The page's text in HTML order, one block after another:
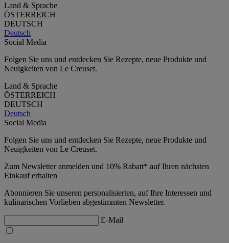
Land & Sprache
ÖSTERREICH
DEUTSCH
Deutsch
Social Media
Folgen Sie uns und entdecken Sie Rezepte, neue Produkte und
Neuigkeiten von Le Creuset.
Land & Sprache
ÖSTERREICH
DEUTSCH
Deutsch
Social Media
Folgen Sie uns und entdecken Sie Rezepte, neue Produkte und
Neuigkeiten von Le Creuset.
Zum Newsletter anmelden und 10% Rabatt* auf Ihren nächsten
Einkauf erhalten
Abonnieren Sie unseren personalisierten, auf Ihre Interessen und
kulinarischen Vorlieben abgestimmten Newsletter.
E-Mail